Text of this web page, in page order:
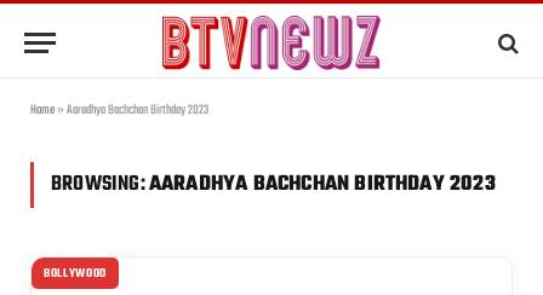
Home»Aaradhya Bachchan Birthday 2023
BROWSING:AARADHYA BACHCHAN BIRTHDAY 2023
BOLLYWOOD